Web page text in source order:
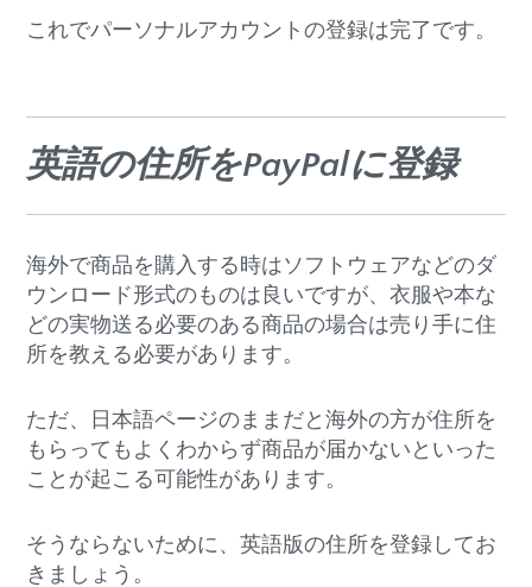
これでパーソナルアカウントの登録は完了です。
英語の住所をPayPalに登録
海外で商品を購入する時はソフトウェアなどのダ
ウンロード形式のものは良いですが、衣服や本な
どの実物送る必要のある商品の場合は売り手に住
所を教える必要があります。
ただ、日本語ページのままだと海外の方が住所を
もらってもよくわからず商品が届かないといった
ことが起こる可能性があります。
そうならないために、英語版の住所を登録してお
きましょう。